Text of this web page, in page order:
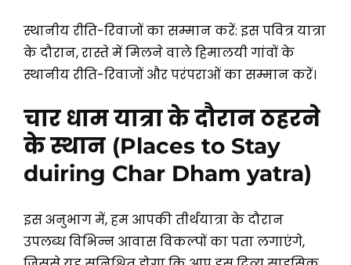
स्थानीय रीति-रिवाजों का सम्मान करें: इस पवित्र यात्रा
के दौरान, रास्ते में मिलने वाले हिमालयी गांवों के
स्थानीय रीति-रिवाजों और परंपराओं का सम्मान करें।
चार धाम यात्रा के दौरान ठहरने
के स्थान (Places to Stay
duiring Char Dham yatra)
इस अनुभाग में, हम आपकी तीर्थयात्रा के दौरान
उपलब्ध विभिन्न आवास विकल्पों का पता लगाएंगे,